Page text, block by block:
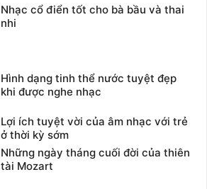
Nhạc cổ điển tốt cho bà bầu và thai
nhi
Hình dạng tinh thể nước tuyệt đẹp
khi được nghe nhạc
Lợi ích tuyệt vời của âm nhạc với trẻ
ở thời kỳ sớm
Những ngày tháng cuối đời của thiên
tài Mozart